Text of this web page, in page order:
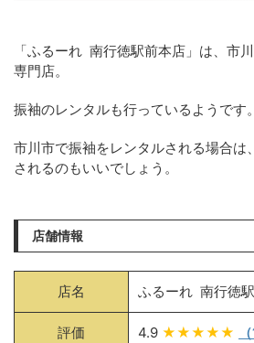
「ふるーれ 南行徳駅前本店」は、市
専門店。
振袖のレンタルも行っているようです。
市川市で振袖をレンタルされる場合は
されるのもいいでしょう。
店舗情報
店名 ふるーれ 南行徳
評価 4.9 ★★★★★